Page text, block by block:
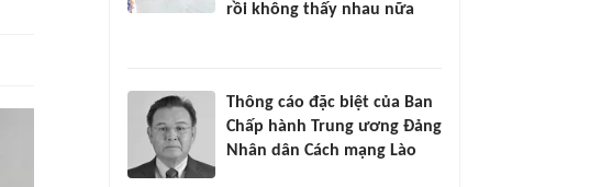
rồi không thấy nhau nữa
Thông cáo đặc biệt của Ban
Chấp hành Trung ương Đảng
Nhân dân Cách mạng Lào